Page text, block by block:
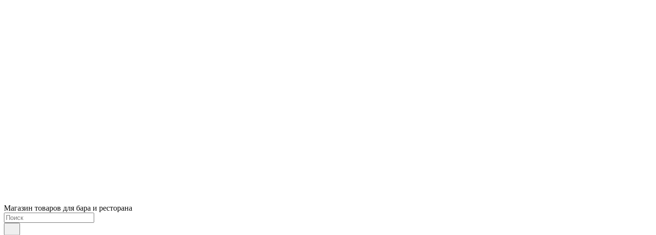
Магазин товаров для бара и ресторана